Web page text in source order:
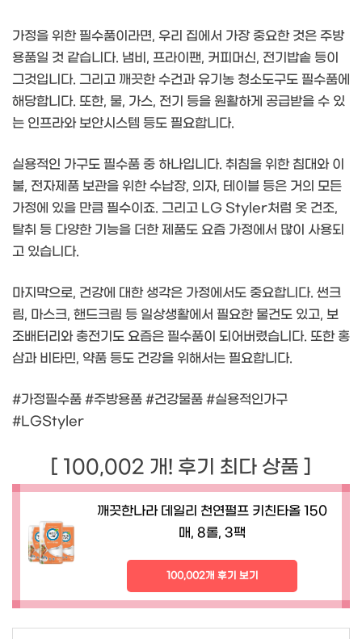
가정을 위한 필수품이라면, 우리 집에서 가장 중요한 것은 주방
용품일 것 같습니다. 냄비, 프라이팬, 커피머신, 전기밥솥 등이
그것입니다. 그리고 깨끗한 수건과 유기농 청소도구도 필수품에
해당합니다. 또한, 물, 가스, 전기 등을 원활하게 공급받을 수 있
는 인프라와 보안시스템 등도 필요합니다.
실용적인 가구도 필수품 중 하나입니다. 취침을 위한 침대와 이
불, 전자제품 보관을 위한 수납장, 의자, 테이블 등은 거의 모든
가정에 있을 만큼 필수이죠. 그리고 LG Styler처럼 옷 건조,
탈취 등 다양한 기능을 더한 제품도 요즘 가정에서 많이 사용되
고 있습니다.
마지막으로, 건강에 대한 생각은 가정에서도 중요합니다. 썬크
림, 마스크, 핸드크림 등 일상생활에서 필요한 물건도 있고, 보
조배터리와 충전기도 요즘은 필수품이 되어버렸습니다. 또한 홍
삼과 비타민, 약품 등도 건강을 위해서는 필요합니다.
#가정필수품 #주방용품 #건강물품 #실용적인가구
#LGStyler
[ 100,002 개! 후기 최다 상품 ]
깨끗한나라 데일리 천연펄프 키친타올 150
매, 8롤, 3팩
100,002개 후기 보기